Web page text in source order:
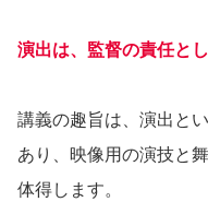
演出は、監督の責任と
講義の趣旨は、演出と
あり、映像用の演技と
体得します。